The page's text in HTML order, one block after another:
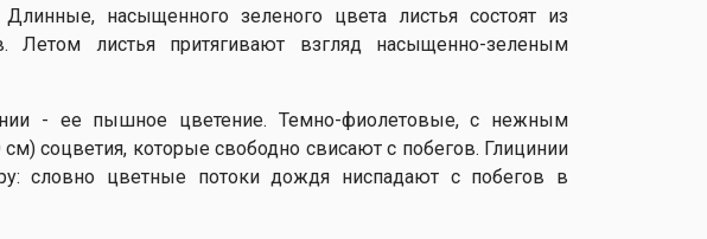
насыщенного зеленого цвета листья состоят из
Летом листья притягивают взгляд насыщенно-зеленым
- ее пышное цветение. Темно-фиолетовые, с нежным
соцветия, которые свободно свисают с побегов. Глицинии
словно цветные потоки дождя ниспадают с побегов в